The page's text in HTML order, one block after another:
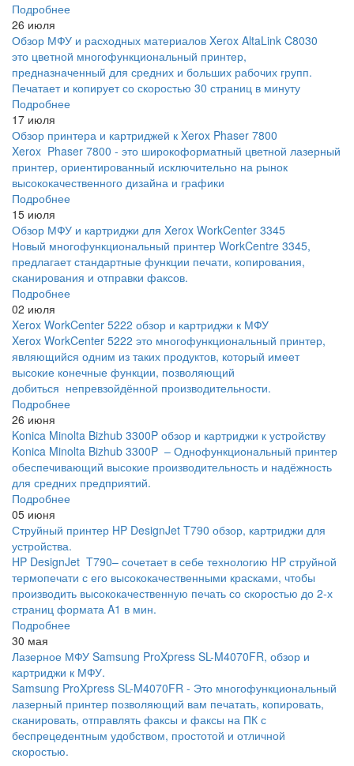
Подробнее
26 июля
Обзор МФУ и расходных материалов Xerox AltaLink C8030
это цветной многофункциональный принтер,
предназначенный для средних и больших рабочих групп.
Печатает и копирует со скоростью 30 страниц в минуту
Подробнее
17 июля
Обзор принтера и картриджей к Xerox Phaser 7800
Xerox Phaser 7800 - это широкоформатный цветной лазерный
принтер, ориентированный исключительно на рынок
высококачественного дизайна и графики
Подробнее
15 июля
Обзор МФУ и картриджи для Xerox WorkCenter 3345
Новый многофункциональный принтер WorkCentre 3345,
предлагает стандартные функции печати, копирования,
сканирования и отправки факсов.
Подробнее
02 июля
Xerox WorkCenter 5222 обзор и картриджи к МФУ
Xerox WorkCenter 5222 это многофункциональный принтер,
являющийся одним из таких продуктов, который имеет
высокие конечные функции, позволяющий
добиться непревзойдённой производительности.
Подробнее
26 июня
Konica Minolta Bizhub 3300P обзор и картриджи к устройству
Konica Minolta Bizhub 3300P – Однофункциональный принтер
обеспечивающий высокие производительность и надёжность
для средних предприятий.
Подробнее
05 июня
Струйный принтер HP DesignJet T790 обзор, картриджи для
устройства.
HP DesignJet T790– сочетает в себе технологию HP струйной
термопечати с его высококачественными красками, чтобы
производить высококачественную печать со скоростью до 2-х
страниц формата A1 в мин.
Подробнее
30 мая
Лазерное МФУ Samsung ProXpress SL-M4070FR, обзор и
картриджи к МФУ.
Samsung ProXpress SL-M4070FR - Это многофункциональный
лазерный принтер позволяющий вам печатать, копировать,
сканировать, отправлять факсы и факсы на ПК с
беспрецедентным удобством, простотой и отличной
скоростью.